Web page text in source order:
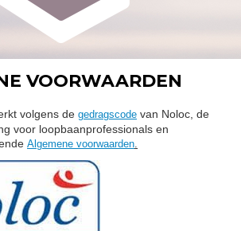
VOORWAARDEN
volgens de gedragscode van Noloc, de
voor loopbaanprofessionals en
Algemene voorwaarden.